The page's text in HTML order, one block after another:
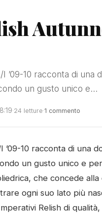
’09-10 racconta di una
un gusto unico e...
·24 letture·1 commento
’09-10 racconta di una
un gusto unico e
che concede
ogni suo lato più
Relish di